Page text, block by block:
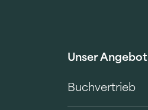
Unser Angebot
Buchvertrieb